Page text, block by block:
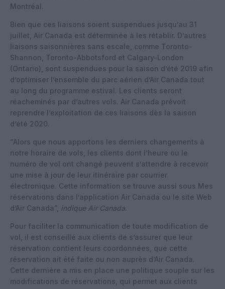
Montréal.
Bien que ces liaisons soient suspendues jusqu’au 31
juillet, Air Canada est déterminée à les rétablir. D’autres
liaisons saisonnières sans escale, comme Toronto-
Shannon, Toronto-Abbotsford et Calgary-London
(Ontario), sont suspendues pour la saison d’été 2019 afin
d’optimiser l’ensemble du parc aérien d’Air Canada tout
au long du programme estival. Les clients seront
réacheminés par d’autres vols. Air Canada prévoit
reprendre l’exploitation de ces liaisons dès la saison
d’été 2020.
“Alors que nous apportons les derniers changements à
notre horaire de vols, les clients dont l’heure ou le
numéro de vol ont changé peuvent s’attendre à recevoir
une mise à jour de leur itinéraire par courrier
électronique. Cette information se trouve aussi sous Mes
réservations dans l’application Air Canada ou le site Web
d’Air Canada”, indique Air Canada.
Pour faciliter la communication de toute modification de
vol, il est conseillé aux clients de s’assurer que leur
réservation contient leurs coordonnées, que cette
réservation ait été faite ou non auprès d’Air Canada.
Cette dernière a mis en place une politique souple sur les
modifications de réservations, qui permet aux clients